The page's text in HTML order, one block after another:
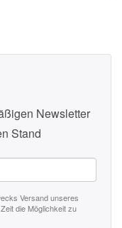
Newsletter
Stand
Versand unseres
die Möglichkeit zu